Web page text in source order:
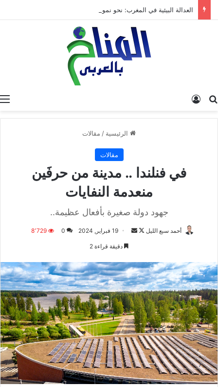
البحث عن
الرئيسية / مقالات
مقالات
في فنلندا .. مدينة من حرفَين
منعدمة النفايات
جهود دولة صغيرة بأفعال عظيمة..
أحمد سبع الليل
ت
ع
ع
ل
ى
X
ل
ب
ر
ي
د
ا
إ
ل
ك
ت
ر
19 فبراير, 2024 0 8٬729
دقيقة قراءة 2